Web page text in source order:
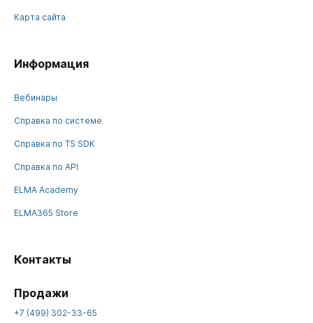
Карта сайта
Информация
Вебинары
Справка по системе
Справка по TS SDK
Справка по API
ELMA Academy
ELMA365 Store
Контакты
Продажи
+7 (499) 302-33-65